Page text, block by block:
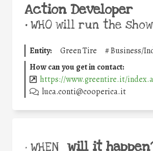
Action Developer
•WHO will run the show
Entity: Green Tire #Business/
How can you get in contact:
https://www.greentire.it/
luca.conti@cooperica.it
• WHEN will it